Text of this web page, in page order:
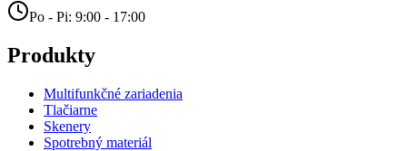
Po - Pi: 9:00 - 17:00
Produkty
Multifunkčné zariadenia
Tlačiarne
Skenery
Spotrebný materiál